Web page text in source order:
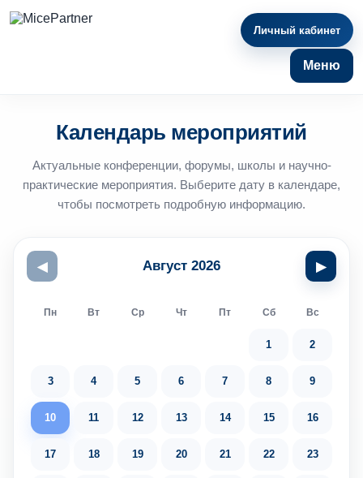
Меню
Личный кабинет
Календарь мероприятий
Актуальные конференции, форумы, школы и научно-
практические мероприятия. Выберите дату в календаре,
чтобы посмотреть подробную информацию.
◀ Август 2026 ▶
Пн Вт Ср Чт Пт Сб Вс
1 2
3 4 5 6 7 8 9
10 11 12 13 14 15 16
17 18 19 20 21 22 23